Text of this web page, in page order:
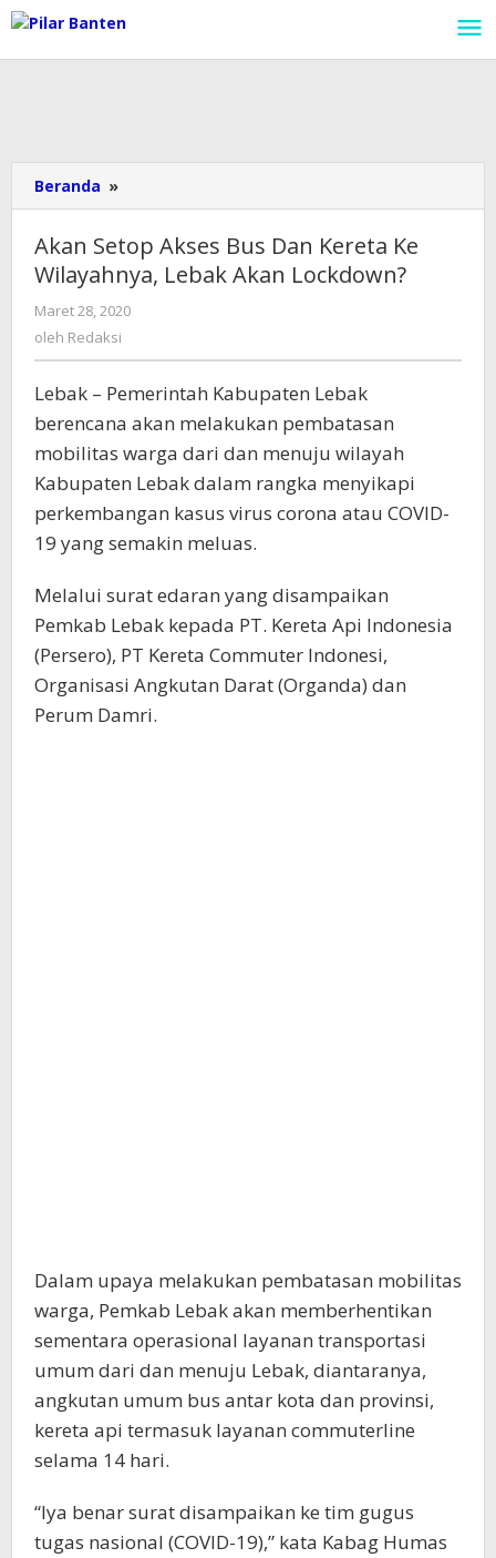
Lewati
ke
konten
Beranda »
Setop
Bus
Dan
Kereta
Akan
Lockdown?
Akan Setop Akses Bus Dan Kereta Ke
Wilayahnya, Lebak Akan Lockdown?
Maret 28, 2020
oleh Redaksi
Lebak – Pemerintah Kabupaten Lebak
berencana akan melakukan pembatasan
mobilitas warga dari dan menuju wilayah
Kabupaten Lebak dalam rangka menyikapi
perkembangan kasus virus corona atau COVID-
19 yang semakin meluas.
Melalui surat edaran yang disampaikan
Pemkab Lebak kepada PT. Kereta Api Indonesia
(Persero), PT Kereta Commuter Indonesi,
Organisasi Angkutan Darat (Organda) dan
Perum Damri.
Dalam upaya melakukan pembatasan mobilitas
warga, Pemkab Lebak akan memberhentikan
sementara operasional layanan transportasi
umum dari dan menuju Lebak, diantaranya,
angkutan umum bus antar kota dan provinsi,
kereta api termasuk layanan commuterline
selama 14 hari.
“Iya benar surat disampaikan ke tim gugus
tugas nasional (COVID-19),” kata Kabag Humas